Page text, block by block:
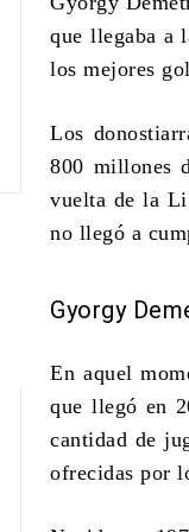
que llegaba a
los mejores
Los
800 millones
vuelta de la
no llegó a
Gyorgy
En aquel
que llegó en
cantidad de
ofrecidas por